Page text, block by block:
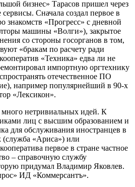
бизнес» Тарасов пришел через
Сначала создал первое в
знакомств «Прогресс» с дневной
машины «Волги»), закрытое
со стороны госорганов в том,
«бракам по расчету ради
«Техника» едва ли не
импортную оргтехнику
отечественное ПО
например популярнейший в 90-х
«Лексикон».
нетривиальных идей. К
лиц с высшим образованием и
для обслуживания иностранцев в
(служба «Ариса») или
первое в стране частное
– справочную службу
придумал Владимир Яковлев.
ИД «Коммерсантъ».